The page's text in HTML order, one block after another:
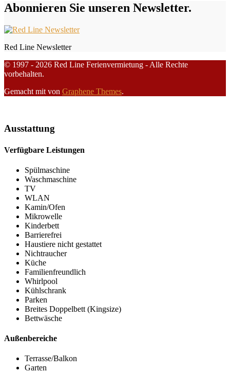
Abonnieren Sie unseren Newsletter.
Red Line Newsletter
© 1997 - 2026 Red Line Ferienvermietung - Alle Rechte
vorbehalten.
Gemacht mit von Graphene Themes.
Ausstattung
Verfügbare Leistungen
Spülmaschine
Waschmaschine
TV
WLAN
Kamin/Ofen
Mikrowelle
Kinderbett
Barrierefrei
Haustiere nicht gestattet
Nichtraucher
Küche
Familienfreundlich
Whirlpool
Kühlschrank
Parken
Breites Doppelbett (Kingsize)
Bettwäsche
Außenbereiche
Terrasse/Balkon
Garten